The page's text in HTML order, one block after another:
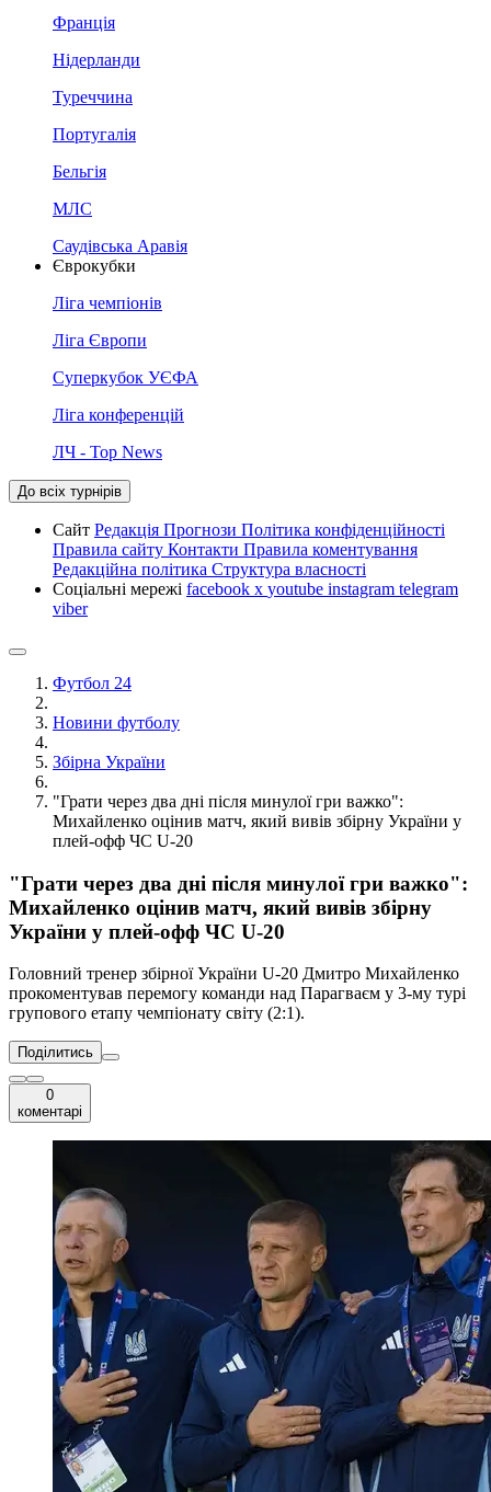
Франція
Нідерланди
Туреччина
Португалія
Бельгія
МЛС
Саудівська Аравія
Єврокубки
Ліга чемпіонів
Ліга Європи
Суперкубок УЄФА
Ліга конференцій
ЛЧ - Top News
До всіх турнірів
Сайт Редакція Прогнози Політика конфіденційності
Правила сайту Контакти Правила коментування
Редакційна політика Структура власності
Соціальні мережі facebook x youtube instagram telegram
viber
Футбол 24
Новини футболу
Збірна України
"Грати через два дні після минулої гри важко":
Михайленко оцінив матч, який вивів збірну України у
плей-офф ЧС U-20
"Грати через два дні після минулої гри важко":
Михайленко оцінив матч, який вивів збірну
України у плей-офф ЧС U-20
Головний тренер збірної України U-20 Дмитро Михайленко
прокоментував перемогу команди над Парагваєм у 3-му турі
групового етапу чемпіонату світу (2:1).
Поділитись
0
коментарі